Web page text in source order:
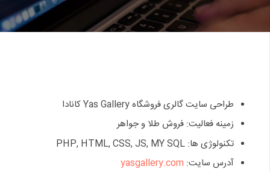
طراحی سایت گالری فروشگاه Yas Gallery کانادا
زمینه فعالیت: فروش طلا و جواهر
تکنولوژی ها: PHP, HTML, CSS, JS, MY SQL
آدرس سایت: yasgallery.com